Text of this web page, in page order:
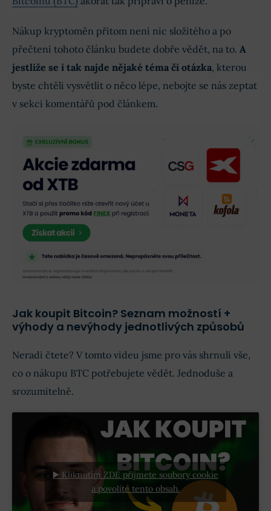
Nákup kryptoměn přitom není nic složitého a po
přečtení tohoto článku budete dobře vědět, na to. A
jestliže se i tak najde nějaké téma či otázka, kterou
byste chtěli vysvětlit o něco lépe, nebojte se nás zeptat
v sekci komentářů pod článkem.
Jak koupit Bitcoin? Seznam možností +
výhody a nevýhody jednotlivých způsobů
Neradi čtete? V tomto videu jsme pro vás shrnuli vše,
co o nákupu BTC potřebujete vědět. Jednoduše a
srozumitelně.
▶️ Kliknutím ZDE přijmete soubory cookie
a povolíte tento obsah.